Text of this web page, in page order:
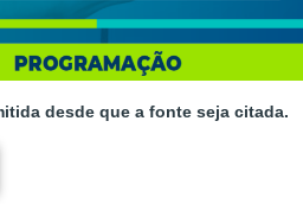
desde que a fonte seja citada.